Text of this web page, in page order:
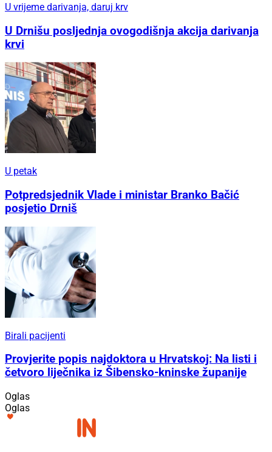
U vrijeme darivanja, daruj krv
U Drnišu posljednja ovogodišnja akcija darivanja
krvi
U petak
Potpredsjednik Vlade i ministar Branko Bačić
posjetio Drniš
Birali pacijenti
Provjerite popis najdoktora u Hrvatskoj: Na listi i
četvoro liječnika iz Šibensko-kninske županije
Oglas
Oglas